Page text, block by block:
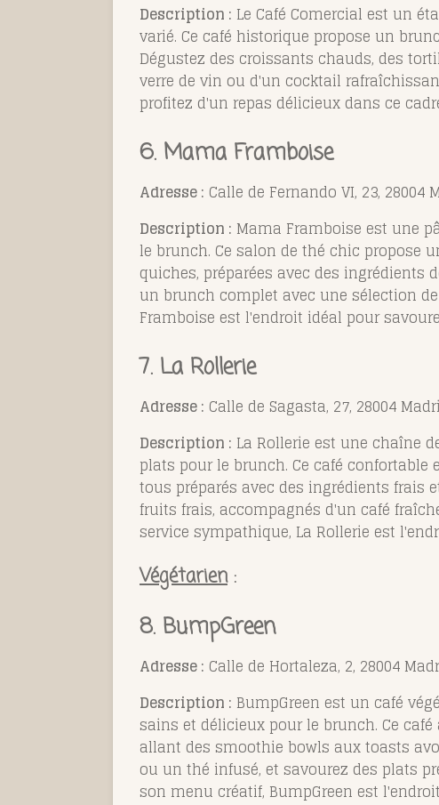
Description : Le Café Comercial est un
varié. Ce café historique propose un
Dégustez des croissants chauds, des
verre de vin ou d'un cocktail
profitez d'un repas délicieux dans ce
6. Mama Framboise
Adresse : Calle de Fernando VI, 23, 28004
Description : Mama Framboise est une
le brunch. Ce salon de thé chic propose
quiches, préparées avec des
un brunch complet avec une sélection
Framboise est l'endroit idéal pour
7. La Rollerie
Adresse : Calle de Sagasta, 27, 28004
Description : La Rollerie est une chaîne
plats pour le brunch. Ce café
tous préparés avec des ingrédients frais
fruits frais, accompagnés d'un café
service sympathique, La Rollerie est
Végétarien:
8. BumpGreen
Adresse : Calle de Hortaleza, 2, 28004
Description : BumpGreen est un café
sains et délicieux pour le brunch. Ce
allant des smoothie bowls aux toasts
ou un thé infusé, et savourez des plats
son menu créatif, BumpGreen est